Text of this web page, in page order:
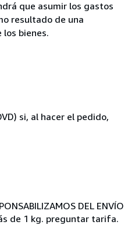
que asumir los gastos
resultado de una
bienes.
si, al hacer el pedido,
DEL ENVÍO
de 1 kg. preguntar tarifa.